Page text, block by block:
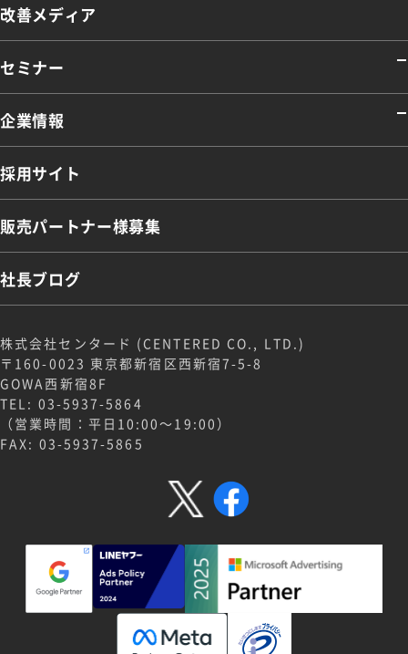
改善メディア
セミナー
企業情報
採用サイト
販売パートナー様募集
社長ブログ
株式会社センタード (CENTERED CO., LTD.)
〒160-0023 東京都新宿区西新宿7-5-8
GOWA西新宿8F
TEL: 03-5937-5864
（営業時間：平日10:00～19:00）
FAX: 03-5937-5865